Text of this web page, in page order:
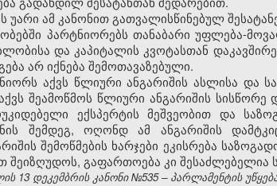
უარი ამ კანონით გათვალისწინებულ
პარტნიორებს თანაბარი უფლება-
და კაპიტალის კვოტასთან
არ იქნება შემოთავაზებული.
აქვს წლიური ანგარიშის ასლისა და
შეამოწმოს წლიური ანგარიშის
ექსპერტის მეშვეობით და
შემდეგ, ოღონდ ამ ანგარიშის
შემოწმების ხარჯები ეკისრება
გაფართოება კი შესაძლებელია
13 დეკემბრის კანონი №535 – პარლამენტის